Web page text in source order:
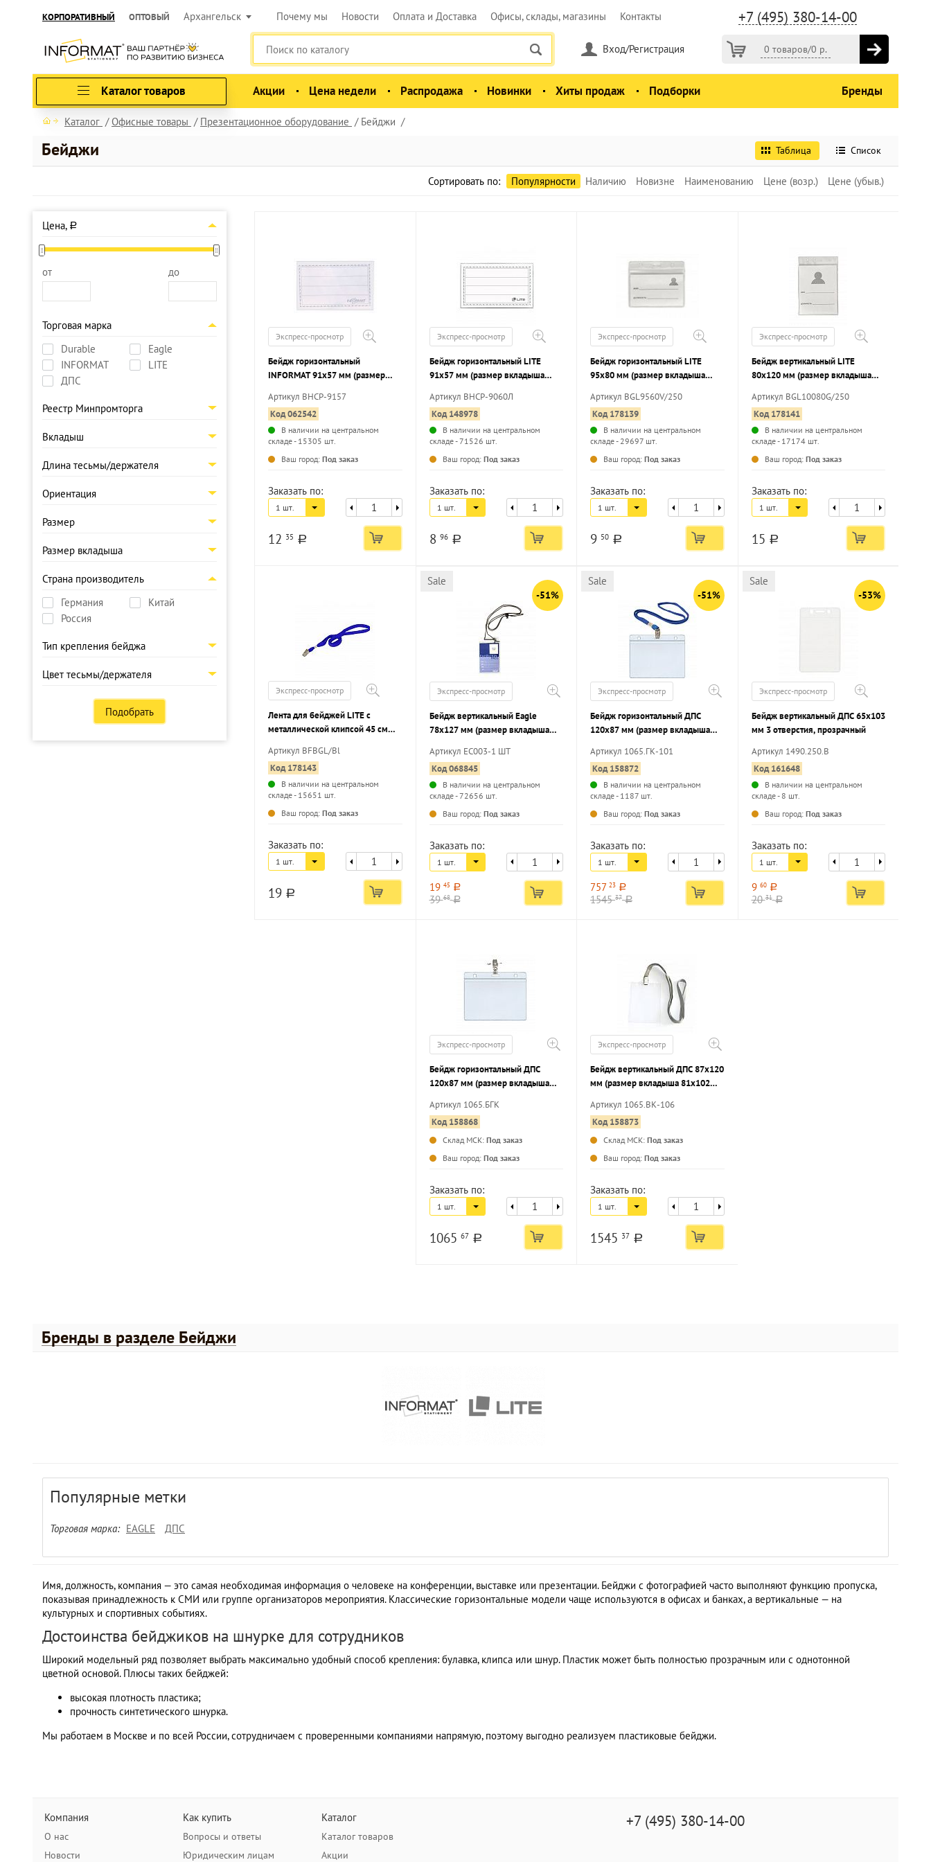
КОРПОРАТИВНЫЙ ОПТОВЫЙ Архангельск +7 (495) 380-14-00
Почему мы Новости Оплата и Доставка Офисы, склады, магазины Контакты
0 товаров/0 р.
Вход/Регистрация
Каталог товаров Акции Цена недели Распродажа Новинки Хиты продаж Подборки Бренды
Каталог Офисные товары Презентационное оборудование Бейджи
Бейджи Таблица Список
Сортировать по: Популярности Наличию Новизне Наименованию Цене (возр.) Цене (убыв.)
Цена, a
от до
Торговая марка
Durable
Eagle
INFORMAT
LITE
ДПС
Реестр Минпромторга
Вкладыш
Длина тесьмы/держателя
Ориентация
Размер
Размер вкладыша
Страна производитель
Германия
Китай
Россия
Тип крепления бейджа
Цвет тесьмы/держателя
Подобрать
Экспресс-просмотр
Бейдж горизонтальный
INFORMAT 91х57 мм (размер
булавкой, 1 шт/упак
Артикул BHCP-9157
Код 062542
В наличии на центральном
складе - 15305 шт.
Ваш город: Под заказ
Заказать по:
1 шт.
12 35 a
Экспресс-просмотр
Бейдж горизонтальный LITE
91х57 мм (размер вкладыша
1 шт/упак
Артикул ВНСР-9060Л
Код 148978
В наличии на центральном
складе - 71526 шт.
Ваш город: Под заказ
Заказать по:
1 шт.
8 96 a
Экспресс-просмотр
Бейдж горизонтальный LITE
95х80 мм (размер вкладыша
упак
Артикул BGL9560V/250
Код 178139
В наличии на центральном
складе - 29697 шт.
Ваш город: Под заказ
Заказать по:
1 шт.
9 50 a
Экспресс-просмотр
Бейдж вертикальный LITE
80х120 мм (размер вкладыша
упак
Артикул BGL10080G/250
Код 178141
В наличии на центральном
складе - 17174 шт.
Ваш город: Под заказ
Заказать по:
1 шт.
15 a
Экспресс-просмотр
Лента для бейджей LITE с
металлической клипсой 45 см
Артикул BFBGL/Bl
Код 178143
В наличии на центральном
складе - 15651 шт.
Ваш город: Под заказ
Заказать по:
1 шт.
19 a
Sale
-51%
Экспресс-просмотр
Бейдж вертикальный Eagle
78х127 мм (размер вкладыша
шт/упак
Артикул EC003-1 ШТ
Код 068845
В наличии на центральном
складе - 72656 шт.
Ваш город: Под заказ
Заказать по:
1 шт.
19 45 a
3968 a
Sale
-51%
Экспресс-просмотр
Бейдж горизонтальный ДПС
120х87 мм (размер вкладыша
синей, 10 шт/упак
Артикул 1065.ГК-101
Код 158872
В наличии на центральном
складе - 1187 шт.
Ваш город: Под заказ
Заказать по:
1 шт.
757 23 a
154537 a
Sale
-53%
Экспресс-просмотр
Бейдж вертикальный ДПС 65х103
мм 3 отверстия, прозрачный
Артикул 1490.250.В
Код 161648
В наличии на центральном
складе - 8 шт.
Ваш город: Под заказ
Заказать по:
1 шт.
9 60 a
2031 a
Экспресс-просмотр
Бейдж горизонтальный ДПС
120х87 мм (размер вкладыша
булавкой, 10 шт/упак
Артикул 1065.БГК
Код 158868
Склад МСК: Под заказ
Ваш город: Под заказ
Заказать по:
1 шт.
1065 67 a
Экспресс-просмотр
Бейдж вертикальный ДПС 87х120
мм (размер вкладыша 81х102
шт/упак
Артикул 1065.ВК-106
Код 158873
Склад МСК: Под заказ
Ваш город: Под заказ
Заказать по:
1 шт.
1545 37 a
Бренды в разделе Бейджи
Популярные метки
Торговая марка: EAGLE ДПС
Имя, должность, компания — это самая необходимая информация о человеке на конференции, выставке или презентации. Бейджи с фотографией часто выполняют функцию пропуска,
показывая принадлежность к СМИ или группе организаторов мероприятия. Классические горизонтальные модели чаще используются в офисах и банках, а вертикальные — на
культурных и спортивных событиях.
Достоинства бейджиков на шнурке для сотрудников
Широкий модельный ряд позволяет выбрать максимально удобный способ крепления: булавка, клипса или шнур. Пластик может быть полностью прозрачным или с однотонной
цветной основой. Плюсы таких бейджей:
высокая плотность пластика;
прочность синтетического шнурка.
Мы работаем в Москве и по всей России, сотрудничаем с проверенными компаниями напрямую, поэтому выгодно реализуем пластиковые бейджи.
Компания
О нас
Новости
Как купить
Вопросы и ответы
Юридическим лицам
Каталог
Каталог товаров
Акции
+7 (495) 380-14-00